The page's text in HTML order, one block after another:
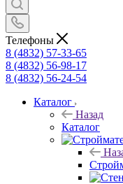
Телефоны
8 (4832) 57-33-65
8 (4832) 56-98-17
8 (4832) 56-24-54
Каталог
Назад
Каталог